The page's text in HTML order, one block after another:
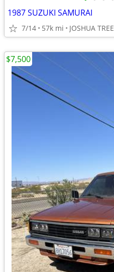
1987 SUZUKI SAMURAI
7/14 57k mi JOSHUA TREE
$7,500